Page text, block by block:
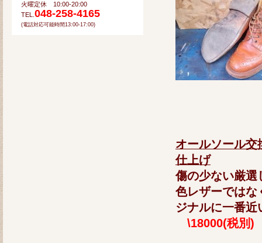
オールソール
仕上げ
傷の少ない厳選
色レザーでは
ジナルに一番近
\18000(税別)
火曜定休 10:00-20:00
TEL. 048-258-4165
(電話対応可能時間13:00-17:00)